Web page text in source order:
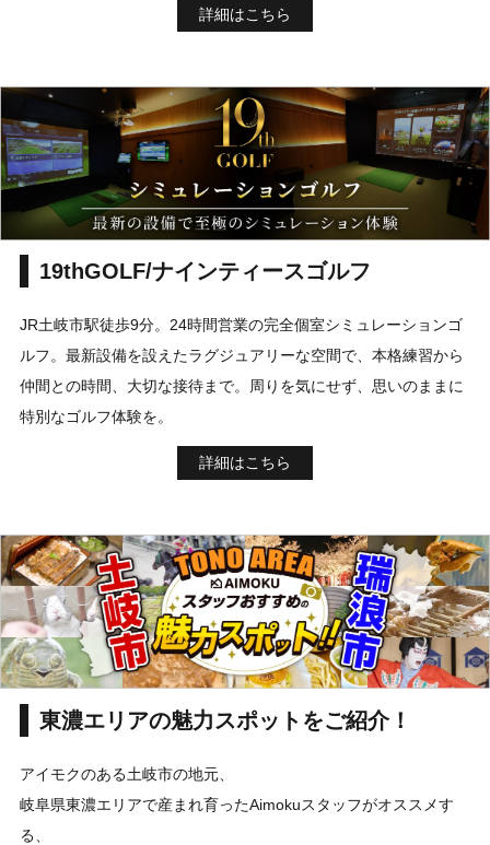
詳細はこちら
19thGOLF/ナインティースゴルフ
JR土岐市駅徒歩9分。24時間営業の完全個室シミュレーションゴ
ルフ。最新設備を設えたラグジュアリーな空間で、本格練習から
仲間との時間、大切な接待まで。周りを気にせず、思いのままに
特別なゴルフ体験を。
詳細はこちら
東濃エリアの魅力スポットをご紹介！
アイモクのある土岐市の地元、
岐阜県東濃エリアで産まれ育ったAimokuスタッフがオススメす
る、